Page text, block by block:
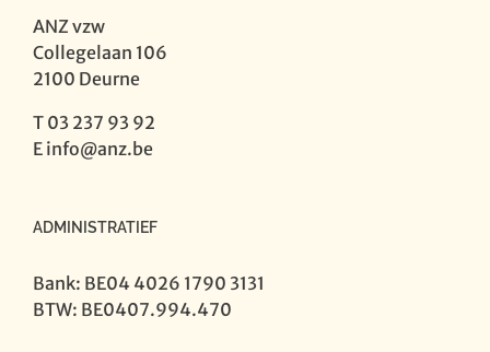
ANZ vzw
Collegelaan 106
2100 Deurne
T 03 237 93 92
E info@anz.be
ADMINISTRATIEF
Bank: BE04 4026 1790 3131
BTW: BE0407.994.470